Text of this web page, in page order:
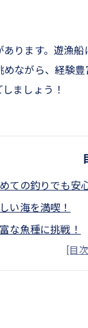
ります。遊漁
ながら、経験
ましょう！
ての釣りでも安
い海を満喫！
な魚種に挑戦！
間との思い出づく
い釣りのアドバ